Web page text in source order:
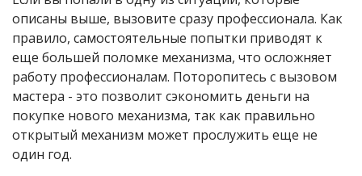
описаны выше, вызовите сразу профессионала. Как
правило, самостоятельные попытки приводят к
еще большей поломке механизма, что осложняет
работу профессионалам. Поторопитесь с вызовом
мастера - это позволит сэкономить деньги на
покупке нового механизма, так как правильно
открытый механизм может прослужить еще не
один год.